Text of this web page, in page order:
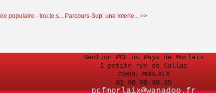
populaire - tou.te.s... Parcours-Sup: une loterie... >>
Section PCF du Pays de Morlaix
2 petite rue de Callac
29600 MORLAIX
02 98 88 30 35
pcfmorlaix@wanadoo.fr